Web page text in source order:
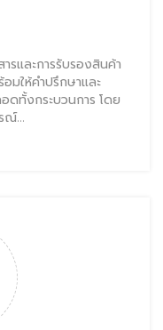
ารและการรับรองสินค้า
มให้คำปรึกษาและ
ดทั้งกระบวนการ โดย
ณ์...